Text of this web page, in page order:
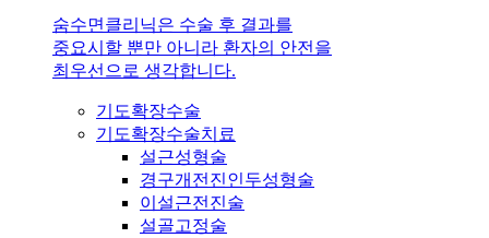
숨수면클리닉은 수술 후 결과를
중요시할 뿐만 아니라 환자의 안전을
최우선으로 생각합니다.
기도확장수술
기도확장수술치료
설근성형술
경구개전진인두성형술
이설근전진술
설골고정술